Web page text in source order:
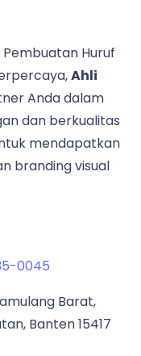
Huruf
Ahli
Anda dalam
dan berkualitas
mendapatkan
branding visual
0045
Barat,
Banten 15417